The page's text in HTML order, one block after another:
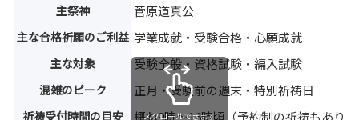
主祭神 菅原道真公
主な合格祈願のご利益 学業成就・受験合格・心願成就
主な対象 受験全般・資格試験・編入試験
混雑のピーク 正月・受験前の週末・特別祈祷日
祈祷受付時間の目安 概ね9時〜16時頃（予約制の祈祷もあり）
スクロールできます